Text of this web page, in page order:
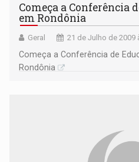
Começa a Conferência
em Rondônia
Geral 21 de Julho de 2009
Começa a Conferência de
Rondônia